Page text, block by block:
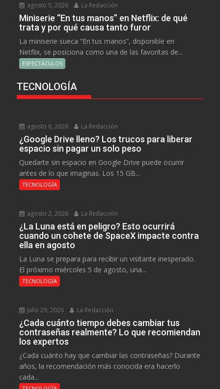
agosto 5, 2026 La Redacción
Miniserie “En tus manos” en Netflix: de qué
trata y por qué causa tanto furor
La miniserie sueca “En tus manos”, disponible en
Netflix, se posiciona como una de las favoritas de...
ESPECTÁCULOS
TECNOLOGÍA
agosto 6, 2026 La Redacción
¿Google Drive lleno? Los trucos para liberar
espacio sin pagar un solo peso
Quedarte sin espacio en Google Drive puede ocurrir
antes de lo que imaginas. Los 15 GB...
TECNOLOGÍA
agosto 2, 2026 La Redacción
¿La Luna está en peligro? Esto ocurrirá
cuando un cohete de SpaceX impacte contra
ella en agosto
La Luna se prepara para recibir un visitante inesperado.
El próximo miércoles 5 de agosto, una...
TECNOLOGÍA
julio 29, 2026 La Redacción
¿Cada cuánto tiempo debes cambiar tus
contraseñas realmente? Lo que recomiendan
los expertos
¿Cada cuánto hay que cambiar las contraseñas? Durante
años, la recomendación más conocida era hacerlo
cada...